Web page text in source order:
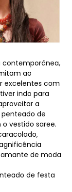
contemporânea,
ao
excelentes com
indo para
a
de
vestido saree.
de moda
de festa